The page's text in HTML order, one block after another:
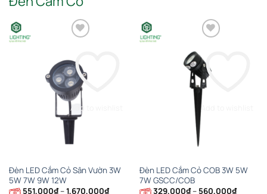
Add to wishlist
Đèn LED Cắm Cỏ Sân Vườn 3W
5W 7W 9W 12W
551,000₫–1,670,000₫Khoảng
Add to wishlist
Đèn LED Cắm Cỏ COB 3W 5W
7W GSCC/COB
329,000₫– 560,000₫Khoảng